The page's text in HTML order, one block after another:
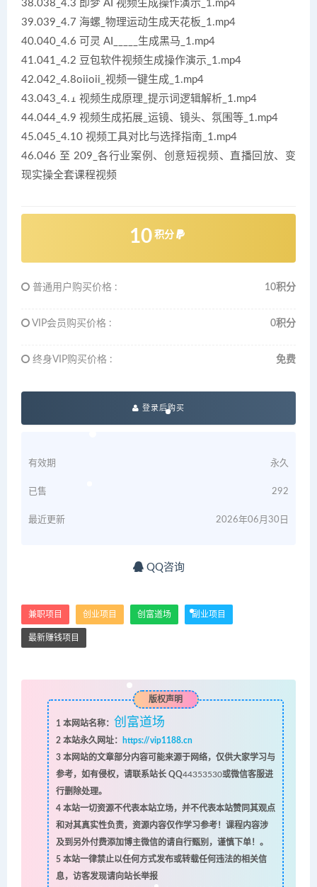
38.038_4.3 即梦 AI 视频生成操作演示_1.mp4
39.039_4.7 海螺_物理运动生成天花板_1.mp4
40.040_4.6 可灵 AI_____生成黑马_1.mp4
41.041_4.2 豆包软件视频生成操作演示_1.mp4
42.042_4.8oiioii_视频一键生成_1.mp4
43.043_4.1 视频生成原理_提示词逻辑解析_1.mp4
44.044_4.9 视频生成拓展_运镜、镜头、氛围等_1.mp4
45.045_4.10 视频工具对比与选择指南_1.mp4
46.046 至 209_各行业案例、创意短视频、直播回放、变
现实操全套课程视频
10 积分
普通用户购买价格 : 10积分
VIP会员购买价格 : 0积分
终身VIP购买价格 : 免费
登录后购买
有效期 永久
已售 292
最近更新 2026年06月30日
QQ咨询
兼职项目 创业项目 创富道场 副业项目
最新赚钱项目
版权声明
1 本网站名称： 创富道场
2本站永久网址：
https://vip1188.cn
3本网站的文章部分内容可能来源于网络，仅供大家学习与
参考，如有侵权，请联系站长 QQ44353530或微信客服进
行删除处理。
4本站一切资源不代表本站立场，并不代表本站赞同其观点
和对其真实性负责，资源内容仅作学习参考！课程内容涉
及到另外付费添加博主微信的请自行甄别，谨慎下单！。
5本站一律禁止以任何方式发布或转载任何违法的相关信
息，访客发现请向站长举报